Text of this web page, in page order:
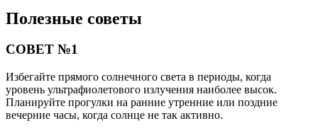
Полезные советы
СОВЕТ №1
Избегайте прямого солнечного света в периоды, когда
уровень ультрафиолетового излучения наиболее высок.
Планируйте прогулки на ранние утренние или поздние
вечерние часы, когда солнце не так активно.